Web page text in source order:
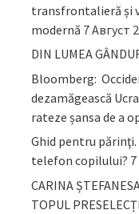
transfrontalieră și
modernă 7 Август
DIN LUMEA
Bloomberg:
dezamăgească
rateze șansa de a
Ghid pentru
telefon copilului?
CARINA
TOPUL